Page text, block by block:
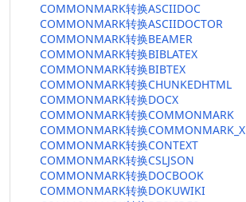
COMMONMARK转换ASCIIDOC
COMMONMARK转换ASCIIDOCTOR
COMMONMARK转换BEAMER
COMMONMARK转换BIBLATEX
COMMONMARK转换BIBTEX
COMMONMARK转换CHUNKEDHTML
COMMONMARK转换DOCX
COMMONMARK转换COMMONMARK
COMMONMARK转换COMMONMARK_X
COMMONMARK转换CONTEXT
COMMONMARK转换CSLJSON
COMMONMARK转换DOCBOOK
COMMONMARK转换DOKUWIKI